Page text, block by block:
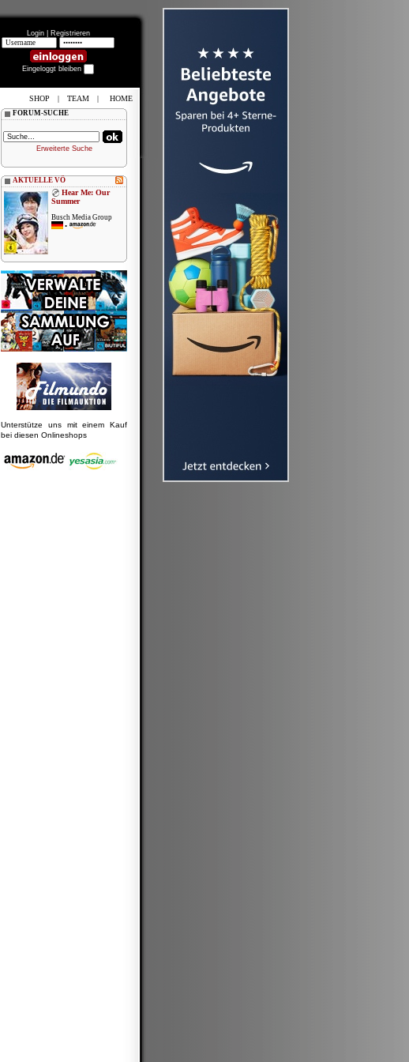
Login | Registrieren
Eingeloggt bleiben
FORUM-SUCHE
Erweiterte Suche
AKTUELLE VÖ
Hear Me: Our
Summer
Busch Media Group
•
Unterstütze uns mit einem Kauf
bei diesen Onlineshops
SHOP | TEAM | HOME